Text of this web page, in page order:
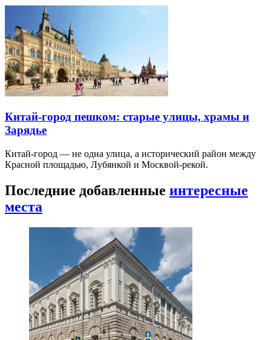
Китай-город пешком: старые улицы, храмы и
Зарядье
Китай-город — не одна улица, а исторический район между
Красной площадью, Лубянкой и Москвой-рекой.
Последние добавленные интересные
места